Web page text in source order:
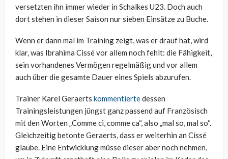
versetzten ihn immer wieder in Schalkes U23. Doch auch
dort stehen in dieser Saison nur sieben Einsätze zu Buche.
Wenn er dann mal im Training zeigt, was er drauf hat, wird
klar, was Ibrahima Cissé vor allem noch fehlt: die Fähigkeit,
sein vorhandenes Vermögen regelmäßig und vor allem
auch über die gesamte Dauer eines Spiels abzurufen.
Trainer Karel Geraerts kommentiertedessen
Trainingsleistungen jüngst ganz passend auf Französisch
mit den Worten „Comme ci, comme ca“, also „mal so, mal so“.
Gleichzeitig betonte Geraerts, dass er weiterhin an Cissé
glaube. Eine Entwicklung müsse dieser aber noch nehmen,